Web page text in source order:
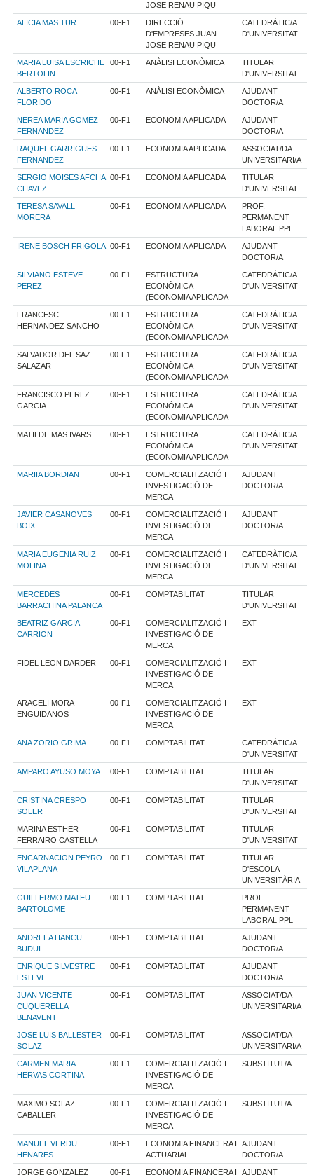
JOSE RENAU PIQU
ALICIA MAS TUR 00-F1
DIRECCIÓ
D'EMPRESES.JUAN
JOSE RENAU PIQU
CATEDRÀTIC/A
D'UNIVERSITAT
MARIA LUISA ESCRICHE
BERTOLIN
00-F1 ANÀLISI ECONÒMICA
TITULAR
D'UNIVERSITAT
ALBERTO ROCA
FLORIDO
00-F1 ANÀLISI ECONÒMICA
AJUDANT
DOCTOR/A
NEREA MARIA GOMEZ
FERNANDEZ
00-F1 ECONOMIA APLICADA
AJUDANT
DOCTOR/A
RAQUEL GARRIGUES
FERNANDEZ
00-F1 ECONOMIA APLICADA
ASSOCIAT/DA
UNIVERSITARI/A
SERGIO MOISES AFCHA
CHAVEZ
00-F1 ECONOMIA APLICADA
TITULAR
D'UNIVERSITAT
TERESA SAVALL
MORERA
00-F1 ECONOMIA APLICADA
PROF.
PERMANENT
LABORAL PPL
IRENE BOSCH FRIGOLA 00-F1 ECONOMIA APLICADA
AJUDANT
DOCTOR/A
SILVIANO ESTEVE
PEREZ
00-F1
ESTRUCTURA
ECONÒMICA
(ECONOMIA APLICADA
CATEDRÀTIC/A
D'UNIVERSITAT
FRANCESC
HERNANDEZ SANCHO
00-F1
ESTRUCTURA
ECONÒMICA
(ECONOMIA APLICADA
CATEDRÀTIC/A
D'UNIVERSITAT
SALVADOR DEL SAZ
SALAZAR
00-F1
ESTRUCTURA
ECONÒMICA
(ECONOMIA APLICADA
CATEDRÀTIC/A
D'UNIVERSITAT
FRANCISCO PEREZ
GARCIA
00-F1
ESTRUCTURA
ECONÒMICA
(ECONOMIA APLICADA
CATEDRÀTIC/A
D'UNIVERSITAT
MATILDE MAS IVARS 00-F1
ESTRUCTURA
ECONÒMICA
(ECONOMIA APLICADA
CATEDRÀTIC/A
D'UNIVERSITAT
MARIIA BORDIAN 00-F1
COMERCIALITZACIÓ I
INVESTIGACIÓ DE
MERCA
AJUDANT
DOCTOR/A
JAVIER CASANOVES
BOIX
00-F1
COMERCIALITZACIÓ I
INVESTIGACIÓ DE
MERCA
AJUDANT
DOCTOR/A
MARIA EUGENIA RUIZ
MOLINA
00-F1
COMERCIALITZACIÓ I
INVESTIGACIÓ DE
MERCA
CATEDRÀTIC/A
D'UNIVERSITAT
MERCEDES
BARRACHINA PALANCA
00-F1 COMPTABILITAT
TITULAR
D'UNIVERSITAT
BEATRIZ GARCIA
CARRION
00-F1
COMERCIALITZACIÓ I
INVESTIGACIÓ DE
MERCA
EXT
FIDEL LEON DARDER 00-F1
COMERCIALITZACIÓ I
INVESTIGACIÓ DE
MERCA
EXT
ARACELI MORA
ENGUIDANOS
00-F1
COMERCIALITZACIÓ I
INVESTIGACIÓ DE
MERCA
EXT
ANA ZORIO GRIMA 00-F1 COMPTABILITAT
CATEDRÀTIC/A
D'UNIVERSITAT
AMPARO AYUSO MOYA 00-F1 COMPTABILITAT
TITULAR
D'UNIVERSITAT
CRISTINA CRESPO
SOLER
00-F1 COMPTABILITAT
TITULAR
D'UNIVERSITAT
MARINA ESTHER
FERRAIRO CASTELLA
00-F1 COMPTABILITAT
TITULAR
D'UNIVERSITAT
ENCARNACION PEYRO
VILAPLANA
00-F1 COMPTABILITAT
TITULAR
D'ESCOLA
UNIVERSITÀRIA
GUILLERMO MATEU
BARTOLOME
00-F1 COMPTABILITAT
PROF.
PERMANENT
LABORAL PPL
ANDREEA HANCU
BUDUI
00-F1 COMPTABILITAT
AJUDANT
DOCTOR/A
ENRIQUE SILVESTRE
ESTEVE
00-F1 COMPTABILITAT
AJUDANT
DOCTOR/A
JUAN VICENTE
CUQUERELLA
BENAVENT
00-F1 COMPTABILITAT
ASSOCIAT/DA
UNIVERSITARI/A
JOSE LUIS BALLESTER
SOLAZ
00-F1 COMPTABILITAT
ASSOCIAT/DA
UNIVERSITARI/A
CARMEN MARIA
HERVAS CORTINA
00-F1
COMERCIALITZACIÓ I
INVESTIGACIÓ DE
MERCA
SUBSTITUT/A
MAXIMO SOLAZ
CABALLER
00-F1
COMERCIALITZACIÓ I
INVESTIGACIÓ DE
MERCA
SUBSTITUT/A
MANUEL VERDU
HENARES
00-F1
ECONOMIA FINANCERA I
ACTUARIAL
AJUDANT
DOCTOR/A
JORGE GONZALEZ
00-F1
ECONOMIA FINANCERA I
AJUDANT